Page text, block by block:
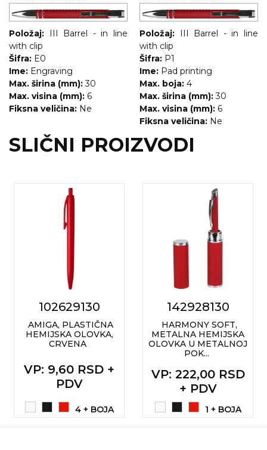
Položaj:
III Barrel - in line
with clip
Šifra: E0
Ime: Engraving
Max. širina (mm): 30
Max. visina (mm): 6
Fiksna veličina: Ne
Položaj:
III Barrel - in line
with clip
Šifra: P1
Ime: Pad printing
Max. boja: 4
Max. širina (mm): 30
Max. visina (mm): 6
Fiksna veličina: Ne
SLIČNI PROIZVODI
102629130
AMIGA, PLASTIČNA
HEMIJSKA OLOVKA,
CRVENA
VP: 9,60 RSD +
PDV
4 + BOJA
142928130
HARMONY SOFT,
METALNA HEMIJSKA
OLOVKA U METALNOJ
POK...
VP: 222,00 RSD
+ PDV
1 + BOJA